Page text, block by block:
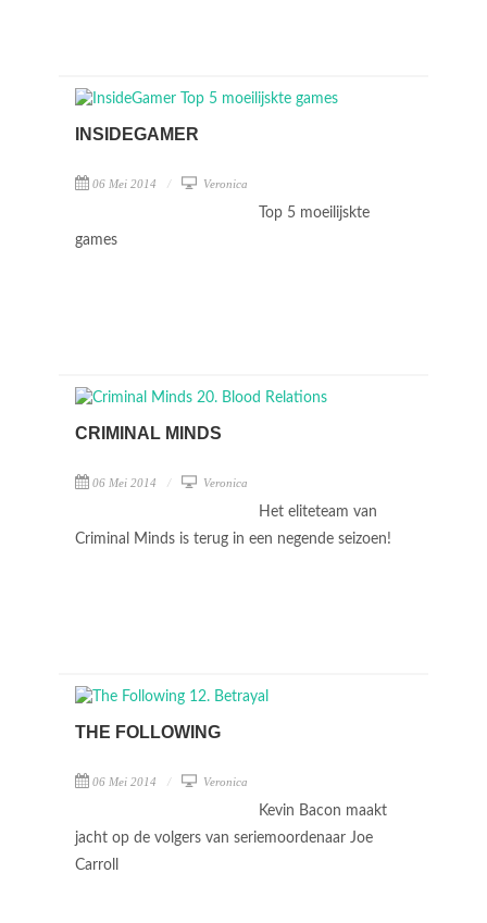
INSIDEGAMER
06 Mei 2014 Veronica
Top 5 moeilijskte
games
CRIMINAL MINDS
06 Mei 2014 Veronica
Het eliteteam van
Criminal Minds is terug in een negende seizoen!
THE FOLLOWING
06 Mei 2014 Veronica
Kevin Bacon maakt
jacht op de volgers van seriemoordenaar Joe
Carroll